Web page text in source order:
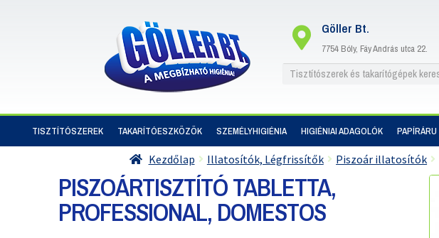
Göller Bt.
7754 Bóly, Fáy András utca 22.
TISZTÍTÓSZEREK TAKARÍTÓESZKÖZÖK SZEMÉLYHIGIÉNIA HIGIÉNIAI ADAGOLÓK PAPÍRÁRU
Kezdőlap Illatosítók, Légfrissítők Piszoár illatosítók
PISZOÁRTISZTÍTÓ TABLETTA,
PROFESSIONAL, DOMESTOS